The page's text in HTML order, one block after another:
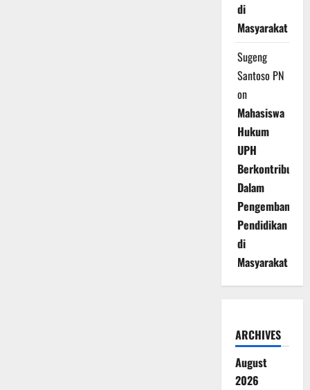
di
Masyarakat
Sugeng
Santoso PN
on
Mahasiswa
Hukum
UPH
Berkontribusi
Dalam
Pengembangan
Pendidikan
di
Masyarakat
ARCHIVES
August
2026